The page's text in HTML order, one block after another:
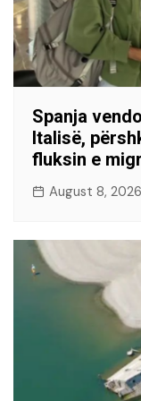
Spanja
Italisë,
fluksin e
August 8, 2026